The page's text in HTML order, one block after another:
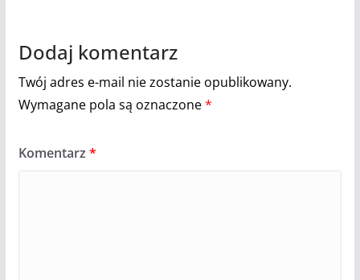
Dodaj komentarz
Twój adres e-mail nie zostanie opublikowany.
Wymagane pola są oznaczone*
Komentarz *